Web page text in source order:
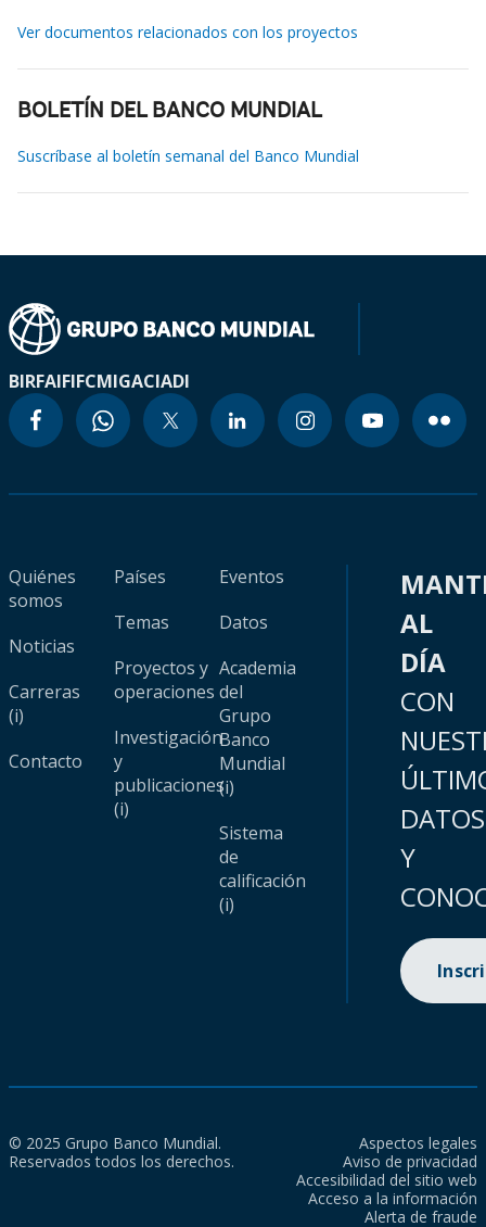
Ver documentos relacionados con los proyectos
BOLETÍN DEL BANCO MUNDIAL
Suscríbase al boletín semanal del Banco Mundial
BIRFAIFIFCMIGACIADI
Quiénes
somos
Noticias
Carreras
(i)
Contacto
Países
Temas
Proyectos y
operaciones
Investigación
y
publicaciones
(i)
Eventos
Datos
Academia
del
Grupo
Banco
Mundial
(i)
Sistema
de
calificación
(i)
AL
DÍA
CON
DATOS
Y
© 2025 Grupo Banco Mundial.
Reservados todos los derechos.
Aspectos legales
Aviso de privacidad
Accesibilidad del sitio web
Acceso a la información
Alerta de fraude